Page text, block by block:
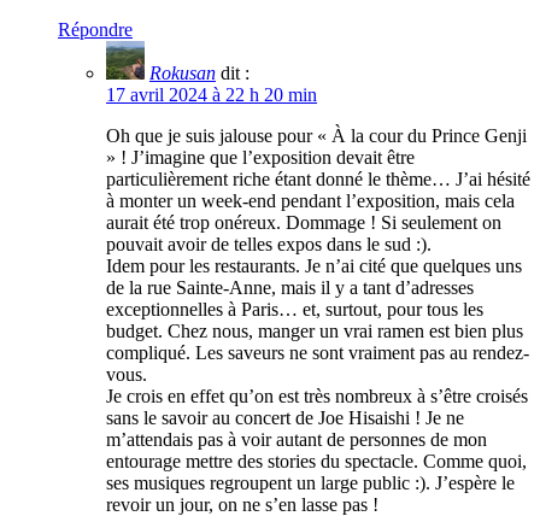
Répondre
Rokusan dit :
17 avril 2024 à 22 h 20 min
Oh que je suis jalouse pour « À la cour du Prince Genji
» ! J’imagine que l’exposition devait être
particulièrement riche étant donné le thème… J’ai hésité
à monter un week-end pendant l’exposition, mais cela
aurait été trop onéreux. Dommage ! Si seulement on
pouvait avoir de telles expos dans le sud :).
Idem pour les restaurants. Je n’ai cité que quelques uns
de la rue Sainte-Anne, mais il y a tant d’adresses
exceptionnelles à Paris… et, surtout, pour tous les
budget. Chez nous, manger un vrai ramen est bien plus
compliqué. Les saveurs ne sont vraiment pas au rendez-
vous.
Je crois en effet qu’on est très nombreux à s’être croisés
sans le savoir au concert de Joe Hisaishi ! Je ne
m’attendais pas à voir autant de personnes de mon
entourage mettre des stories du spectacle. Comme quoi,
ses musiques regroupent un large public :). J’espère le
revoir un jour, on ne s’en lasse pas !